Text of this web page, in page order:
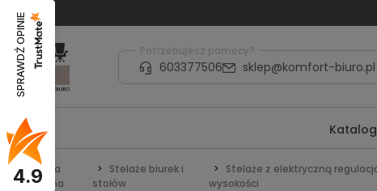
Potrzebujesz pomocy?
603377506 sklep@komfort-biuro.pl
Strona
główna
Stelaże biurek i
stołów
Stelaże z elektryczną
wysokości
SPRAWDŹ OPINIE
4.9